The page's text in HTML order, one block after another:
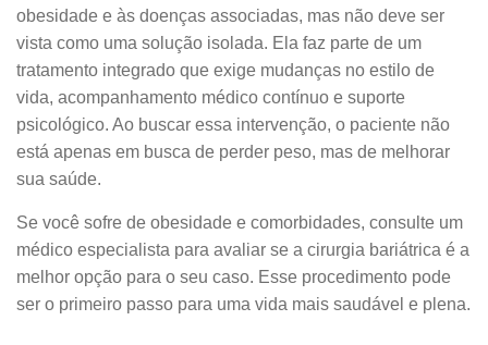
obesidade e às doenças associadas, mas não deve ser
vista como uma solução isolada. Ela faz parte de um
tratamento integrado que exige mudanças no estilo de
vida, acompanhamento médico contínuo e suporte
psicológico. Ao buscar essa intervenção, o paciente não
está apenas em busca de perder peso, mas de melhorar
sua saúde.
Se você sofre de obesidade e comorbidades, consulte um
médico especialista para avaliar se a cirurgia bariátrica é a
melhor opção para o seu caso. Esse procedimento pode
ser o primeiro passo para uma vida mais saudável e plena.